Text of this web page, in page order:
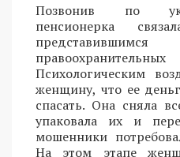
Позвонив по
пенсионерка
Психологическим
женщину, что ее
спасать. Она сняла
упаковала их и
мошенники
На этом этапе